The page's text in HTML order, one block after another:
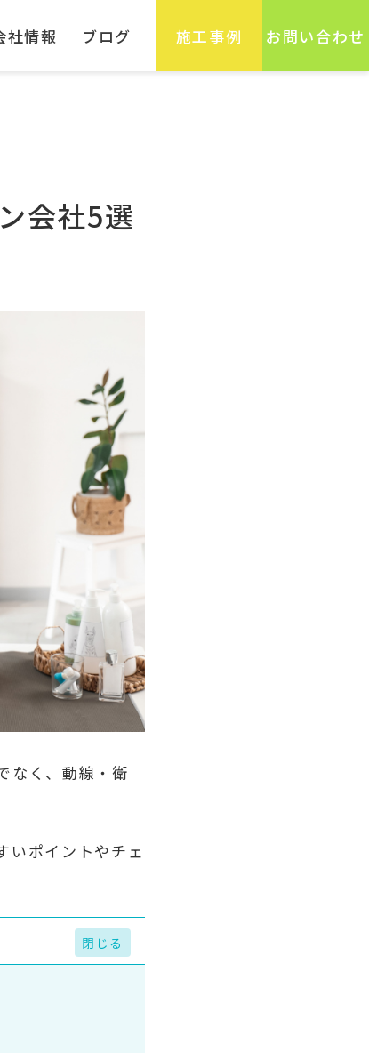
社情報 ブログ 施工事例 お問い合わせ
会社5選
なく、動線・衛
いポイントやチェ